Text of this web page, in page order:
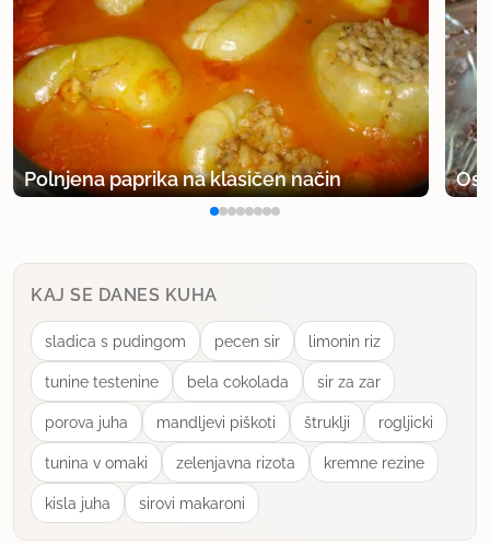
Polnjena paprika na klasičen način
KAJ SE DANES KUHA
sladica s pudingom pecen sir limonin riz
tunine testenine bela cokolada sir za zar
porova juha mandljevi piškoti štruklji rogljicki
tunina v omaki zelenjavna rizota kremne rezine
kisla juha sirovi makaroni